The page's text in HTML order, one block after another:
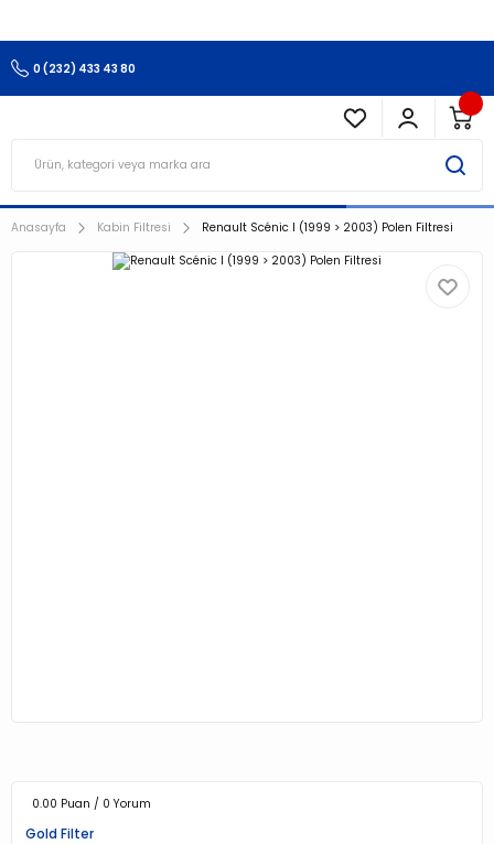
0 (232) 433 43 80
Anasayfa Kabin Filtresi Renault Scénic I (1999 > 2003) Polen Filtresi
0.00 Puan / 0 Yorum
Gold Filter